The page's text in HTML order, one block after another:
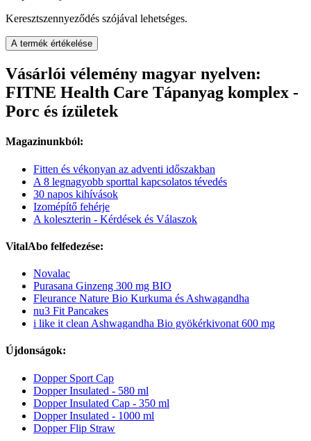
Keresztszennyeződés szójával lehetséges.
A termék értékelése
Vásárlói vélemény magyar nyelven:
FITNE Health Care Tápanyag komplex -
Porc és ízületek
Magazinunkból:
Fitten és vékonyan az adventi időszakban
A 8 legnagyobb sporttal kapcsolatos tévedés
30 napos kihívások
Izomépítő fehérje
A koleszterin - Kérdések és Válaszok
VitalAbo felfedezése:
Novalac
Purasana Ginzeng 300 mg BIO
Fleurance Nature Bio Kurkuma és Ashwagandha
nu3 Fit Pancakes
i like it clean Ashwagandha Bio gyökérkivonat 600 mg
Újdonságok:
Dopper Sport Cap
Dopper Insulated - 580 ml
Dopper Insulated Cap - 350 ml
Dopper Insulated - 1000 ml
Dopper Flip Straw